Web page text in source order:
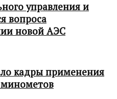
управления и
вопроса
новой АЭС
кадры применения